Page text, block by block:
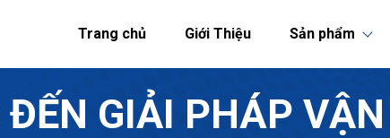
Trang chủ Giới Thiệu Sản phẩm
ĐẾN GIẢI PHÁP